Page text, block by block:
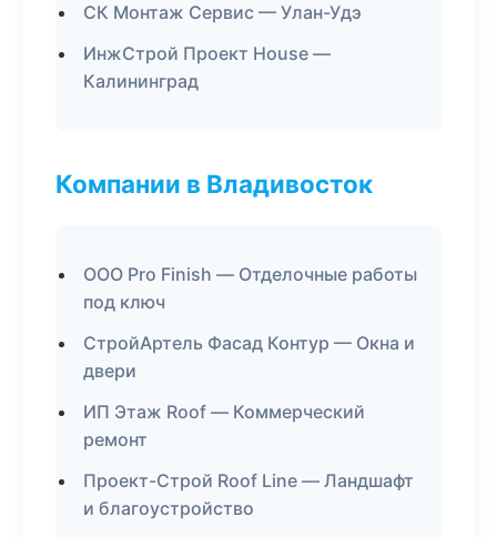
СК Монтаж Сервис — Улан-Удэ
ИнжСтрой Проект House —
Калининград
Компании в Владивосток
ООО Pro Finish — Отделочные работы
под ключ
СтройАртель Фасад Контур — Окна и
двери
ИП Этаж Roof — Коммерческий
ремонт
Проект-Строй Roof Line — Ландшафт
и благоустройство